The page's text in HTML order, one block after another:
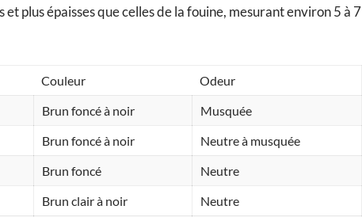
plus épaisses que celles de la fouine, mesurant environ 5 à 7
Couleur
Odeur
Brun foncé à noir
Musquée
Brun foncé à noir
Neutre à musquée
Brun foncé
Neutre
Brun clair à noir
Neutre